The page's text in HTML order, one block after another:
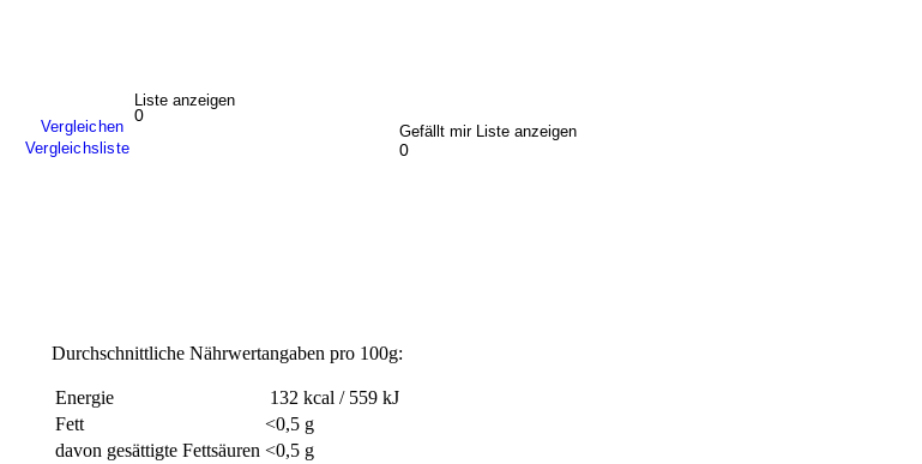
Vergleichen
Vergleichsliste
Liste anzeigen
0
Gefällt mir Liste anzeigen
0
Durchschnittliche Nährwertangaben pro 100g:
Energie
132 kcal / 559 kJ
Fett
<0,5 g
davon gesättigte Fettsäuren <0,5 g